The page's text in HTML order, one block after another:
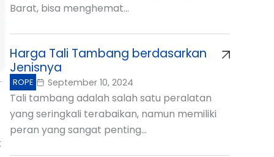
Barat, bisa menghemat...
Harga Tali Tambang berdasarkan
Jenisnya
ROPE September 10, 2024
Tali tambang adalah salah satu peralatan
yang seringkali terabaikan, namun memiliki
peran yang sangat penting...